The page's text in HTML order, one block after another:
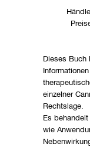
Dieses Buch
einzelner
Rechtslage.
Es
wie